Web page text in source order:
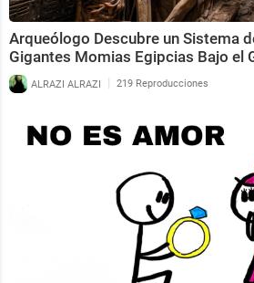
Arqueólogo Descubre un Sistema
Gigantes Momias Egipcias Bajo el
ALRAZI ALRAZI | 219 Reproducciones